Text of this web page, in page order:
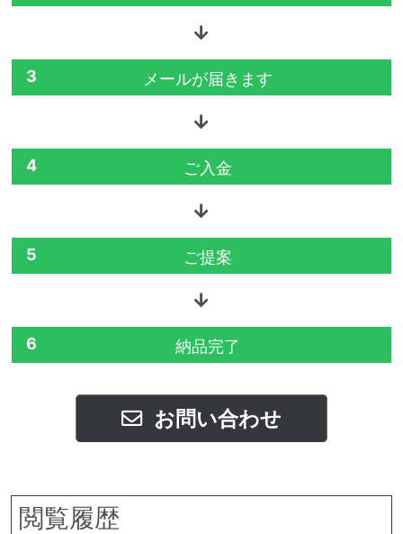
3 メールが届きます
4 ご入金
5 ご提案
6 納品完了
お問い合わせ
閲覧履歴